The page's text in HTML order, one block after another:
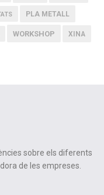
PLA METALL
WORKSHOP XINA
sobre els diferents
de les empreses.